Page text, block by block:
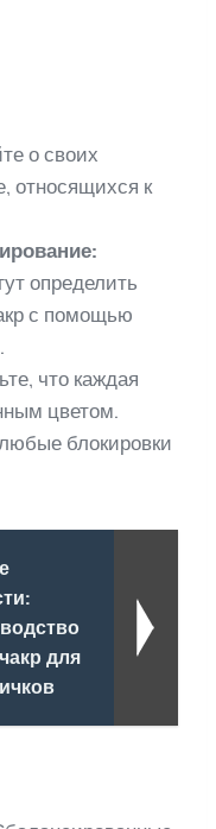
о своих
относящихся к
определить
с помощью
что каждая
цветом.
блокировки
для